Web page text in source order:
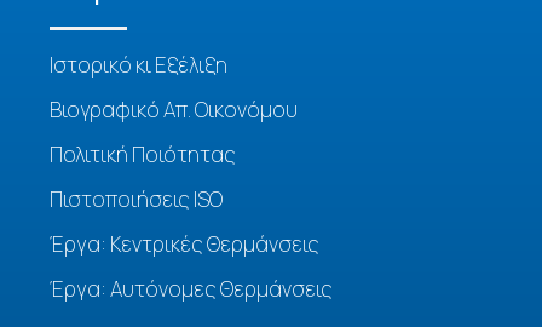
ιδιοκτήτες (όσοι έχουν
κύρια κατοικία τους ή για
νοικιασμένο σπίτι που
χρησιμοποιείται ως κύρια
κατοικία.
Ιστορικό κι Εξέλιξη
Βιογραφικό Απ. Οικονόμου
Πολιτική Ποιότητας
Πιστοποιήσεις ISO
Έργα: Κεντρικές Θερμάνσεις
Έργα: Αυτόνομες Θερμάνσεις